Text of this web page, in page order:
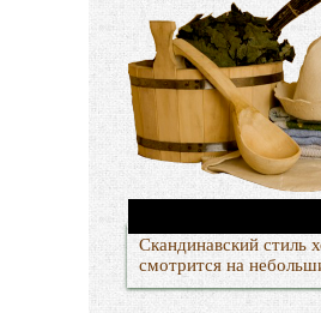
Скандинавский стиль
смотрится на